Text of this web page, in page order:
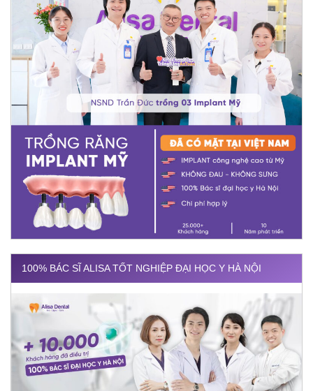
100% BÁC SĨ ALISA TỐT NGHIỆP ĐẠI HỌC Y HÀ NỘI